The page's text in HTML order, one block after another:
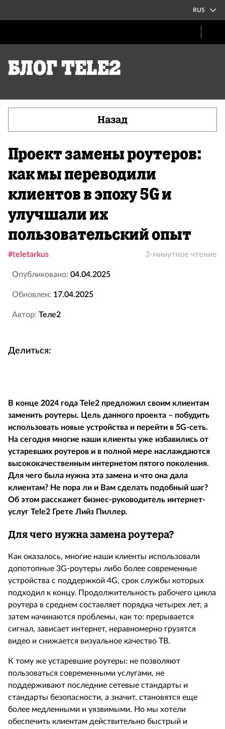
RUS
Блог Tele2
Назад
Проект замены роутеров:
как мы переводили
клиентов в эпоху 5G и
улучшали их
пользовательский опыт
#teletarkus 3-минутное чтение
Опубликовано: 04.04.2025
Обновлен: 17.04.2025
Автор: Теле2
Делиться:
В конце 2024 года Tele2 предложил своим клиентам
заменить роутеры. Цель данного проекта – побудить
использовать новые устройства и перейти в 5G-сеть.
На сегодня многие наши клиенты уже избавились от
устаревших роутеров и в полной мере наслаждаются
высококачественным интернетом пятого поколения.
Для чего была нужна эта замена и что она дала
клиентам? Не пора ли и Вам сделать подобный шаг?
Об этом расскажет бизнес-руководитель интернет-
услуг Tele2 Грете Лийз Пиллер.
Для чего нужна замена роутера?
Как оказалось, многие наши клиенты использовали
допотопные 3G-роутеры либо более современные
устройства с поддержкой 4G, срок службы которых
подходил к концу. Продолжительность рабочего цикла
роутера в среднем составляет порядка четырех лет, а
затем начинаются проблемы, как то: прерывается
сигнал, зависает интернет, неравномерно грузятся
видео и снижается визуальное качество ТВ.
К тому же устаревшие роутеры: не позволяют
пользоваться современными услугами, не
поддерживают последние сетевые стандарты и
стандарты безопасности, а значит, становятся еще
более медленными и уязвимыми. Но мы хотели
обеспечить клиентам действительно быстрый и